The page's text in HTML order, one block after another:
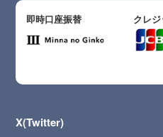
即時口座振替 クレ
X(Twitter)